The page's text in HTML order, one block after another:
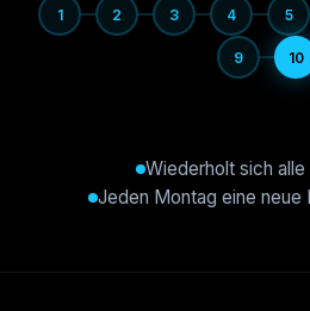
1 2 3 4 5
9 10
Wiederholt sich alle
Jeden Montag eine neue